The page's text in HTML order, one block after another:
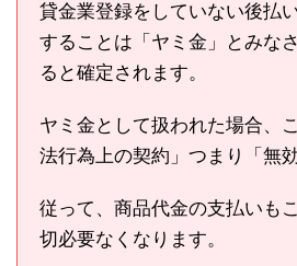
貸金業登録をしていない後払
することは「ヤミ金」とみな
ると確定されます。
ヤミ金として扱われた場合、
法行為上の契約」つまり「無
従って、商品代金の支払いも
切必要なくなります。